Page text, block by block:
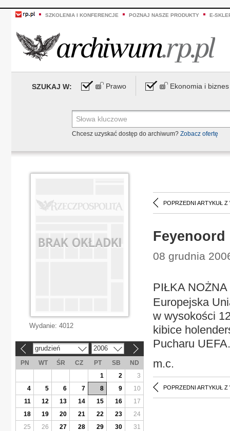
SZKOLENIA I KONFERENCJE POZNAJ NASZE PRODUKTY E-
SZUKAJ W: Prawo Ekonomia i biznes
Chcesz uzyskać dostęp do archiwum? Zobacz ofertę
POPRZEDNI ARTYKUŁ Z
Feyenoord
08 grudnia
PIŁKA
Europejska
w wysokości
kibice
Pucharu UEFA.
m.c.
POPRZEDNI ARTYKUŁ Z
Wydanie: 4012
grudzień 2006
PN WT ŚR CZ PT SB
ND
1
2
3
4
5 6 7 8 9
10
11
12 13 14 15 16
17
18
19 20 21 22 23
24
25
26 27 28 29 30 31